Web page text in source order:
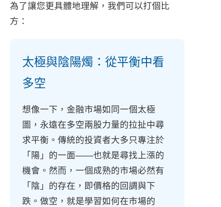
為了讓您更具體地理解，我們可以打個比
方：
太極與陰陽燭：從平衡中看
多空
想像一下，金融市場如同一個太極
圖，永遠在多空兩股力量的拉扯中尋
求平衡。傳統的投資者大多只專注於
「陽」的一面——也就是尋找上漲的
機會。然而，一個成熟的市場必然有
「陰」的存在，即價格的回調與下
跌。做空，就是學習如何在市場的